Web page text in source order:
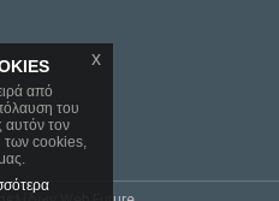
από
του
αυτόν τον
των cookies,
x